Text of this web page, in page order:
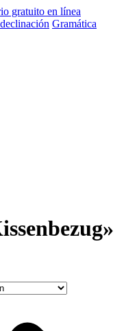
Gramática